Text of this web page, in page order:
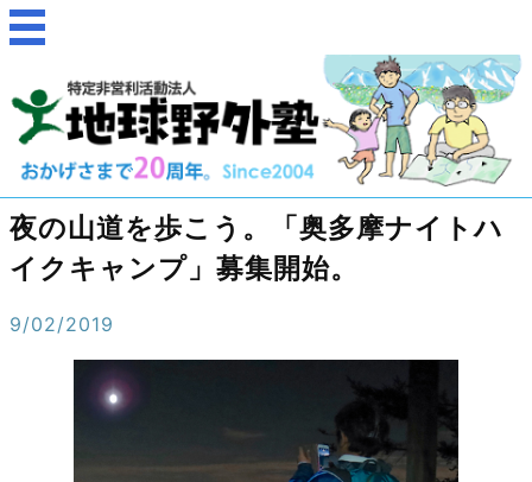
夜の山道を歩こう。「奥多摩ナイトハ
イクキャンプ」募集開始。
9/02/2019